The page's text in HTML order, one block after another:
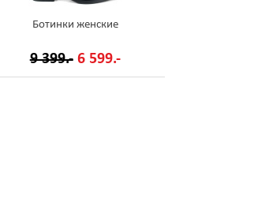
Ботинки женские
9 399.- 6 599.-